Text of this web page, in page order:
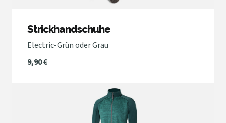
Strickhandschuhe
Electric-Grün oder Grau
9,90 €